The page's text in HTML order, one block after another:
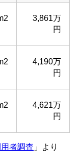
3,861万
円
4,190万
円
4,621万
円
者調査 」より